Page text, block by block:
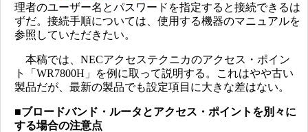
理者のユーザー名とパスワードを指定すると接続できるは
ずだ。接続手順については、使用する機器のマニュアルを
参照していただきたい。
本稿では、NECアクセステクニカのアクセス・ポイン
ト「WR7800H」を例に取って説明する。これはやや古い
製品だが、最新の製品でも設定項目に大きな差はない。
■ブロードバンド・ルータとアクセス・ポイントを別々に
する場合の注意点